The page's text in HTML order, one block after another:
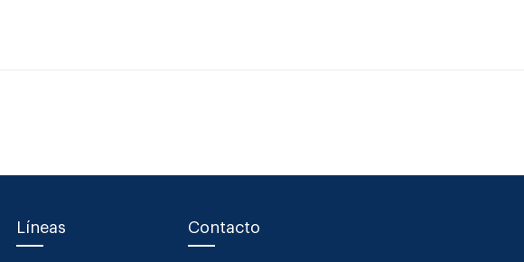
Líneas Contacto